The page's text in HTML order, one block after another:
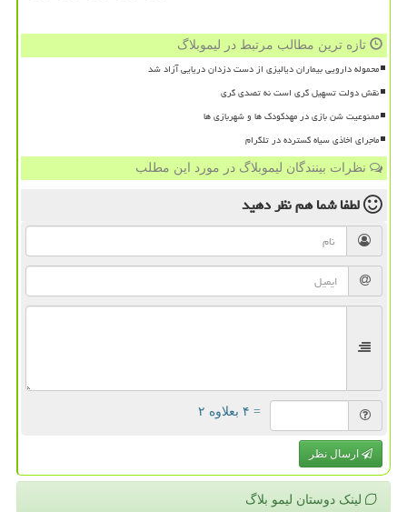
تازه ترین مطالب مرتبط در لیموبلاگ
محموله دارویی بیماران دیالیزی از دست دزدان دریایی آزاد شد
نقش دولت تسهیل گری است نه تصدی گری
ممنوعیت شن بازی در مهدکودک ها و شهربازی ها
ماجرای اخاذی سیاه گسترده در تلگرام
نظرات بینندگان لیموبلاگ در مورد این مطلب
لطفا شما همنظر دهید
= ۴ بعلاوه ۲
ارسال نظر
لینک دوستان لیمو بلاگ